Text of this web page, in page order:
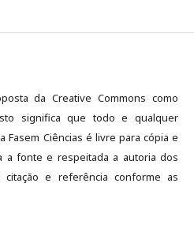
da Creative Commons como
significa que todo e qualquer
Fasem Ciências é livre para cópia e
a fonte e respeitada a autoria dos
e referência conforme as